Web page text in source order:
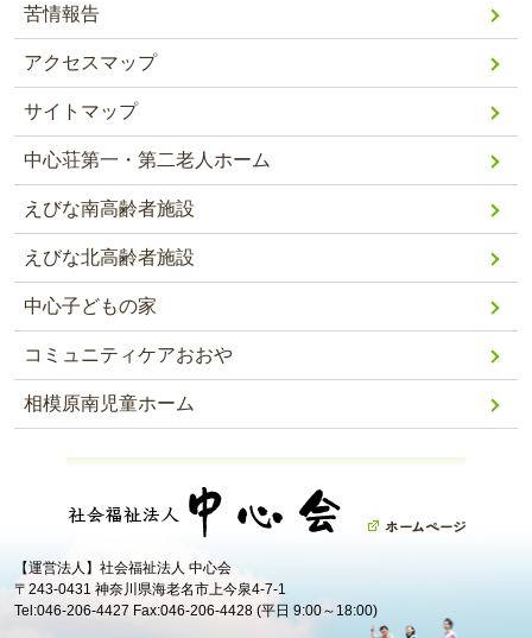
苦情報告
アクセスマップ
サイトマップ
中心荘第一・第二老人ホーム
えびな南高齢者施設
えびな北高齢者施設
中心子どもの家
コミュニティケアおおや
相模原南児童ホーム
【運営法人】社会福祉法人 中心会
〒243-0431 神奈川県海老名市上今泉4-7-1
Tel:046-206-4427 Fax:046-206-4428 (平日 9:00～18:00)